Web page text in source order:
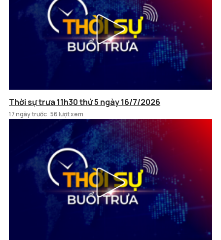
Thời sự trưa 11h30 thứ 5 ngày 16/7/2026
17 ngày trước 56 lượt xem